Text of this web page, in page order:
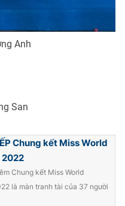
Anh
San
Chung kết Miss World
Chung kết Miss World
là màn tranh tài của 37 người